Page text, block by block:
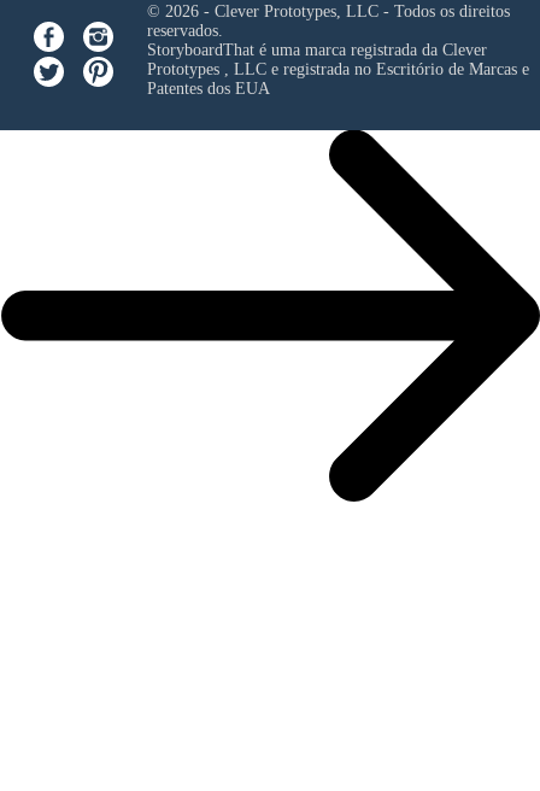
© 2026 - Clever Prototypes, LLC - Todos os direitos
reservados.
StoryboardThat é uma marca registrada da Clever
Prototypes , LLCe registrada no Escritório de Marcas e
Patentes dos EUA